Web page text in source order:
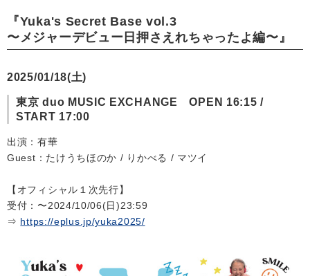
オーディション
直営ショップ
会社情報
サイトマップ
お問い合わせ
『Yuka's Secret Base vol.3
〜メジャーデビュー日押さえれちゃったよ編〜』
2025/01/18(土)
東京 duo MUSIC EXCHANGE OPEN 16:15 /
START 17:00
出演：有華
Guest：たけうちほのか / りかべる / マツイ
【オフィシャル１次先行】
受付：〜2024/10/06(日)23:59
⇒ https://eplus.jp/yuka2025/